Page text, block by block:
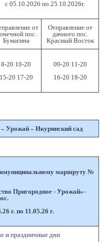
с 05.10.2026 по 25.10.2026г.
от
пос.
Бумагина
Отправление от
дачного пос.
Красный Восток
8-20 10-20
15-20 17-20
09-20 11-20
16-20 18-20
Урожай – Икуринский сад
маршруту №
Пригородное - Урожай»-
г. по 11.05.26 г.
и праздничные дни